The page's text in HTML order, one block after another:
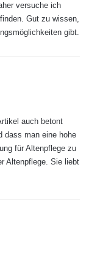
in den
erhalten alle
–
von der
bietet die
versuche ich
Gut zu wissen,
gibt.
auch betont
dass man eine hohe
für Altenpflege zu
Altenpflege. Sie liebt